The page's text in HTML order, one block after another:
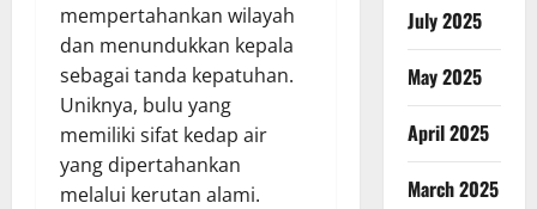
mempertahankan wilayah
dan menundukkan kepala
sebagai tanda kepatuhan.
Uniknya, bulu yang
memiliki sifat kedap air
yang dipertahankan
melalui kerutan alami.
July 2025
May 2025
April 2025
March 2025